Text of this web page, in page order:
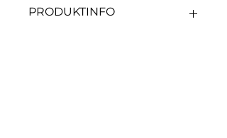
PRODUKTINFO